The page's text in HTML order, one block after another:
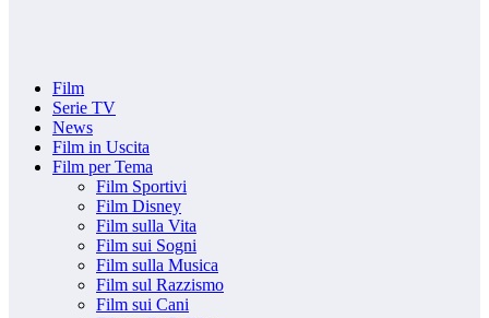
Film
Serie TV
News
Film in Uscita
Film per Tema
Film Sportivi
Film Disney
Film sulla Vita
Film sui Sogni
Film sulla Musica
Film sul Razzismo
Film sui Cani